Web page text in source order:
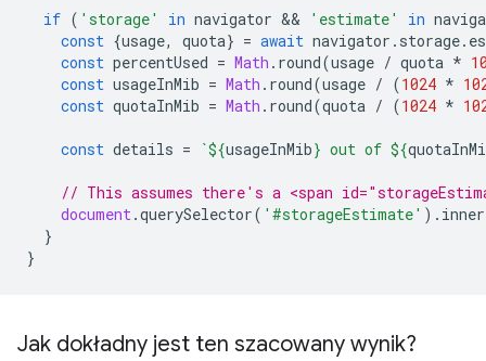
if ( 'storage' in navigator && 'estimate' in
const {usage, quota} = await navigator . storage.
const percentUsed = Math . round(usage / quota *
const usageInMib = Math . round(usage / (1024 *
const quotaInMib = Math . round(quota / (1024 *
const details = `${usageInMib} out of ${
// This assumes there's a <span
document.querySelector( '#storageEstimate' ).
}
}
Jak dokładny jest ten szacowany wynik?